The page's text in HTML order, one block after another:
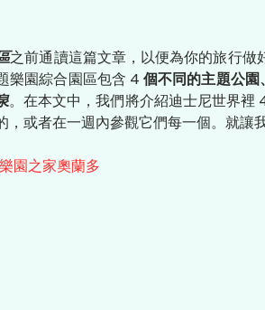
之前通讀這篇文章，以便為你的旅行做
樂園綜合園區包含 4 個不同的主題公園
。在本文中，我們將介紹迪士尼世界裡
或者在一週內參觀它們每一個。就讓
園之家奧蘭多